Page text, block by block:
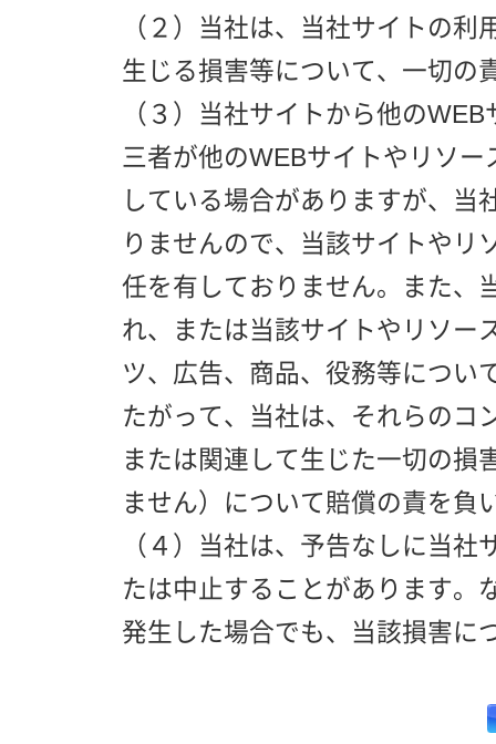
（２）当社は、当社サイトの
生じる損害等について、一切の
（３）当社サイトから他の
三者が他のWEBサイトやリソ
している場合がありますが、当
りませんので、当該サイトやリ
任を有しておりません。また、
れ、または当該サイトやリソー
ツ、広告、商品、役務等につい
たがって、当社は、それらのコ
または関連して生じた一切の損
ません）について賠償の責を負
（４）当社は、予告なしに当
たは中止することがあります。
発生した場合でも、当該損害に